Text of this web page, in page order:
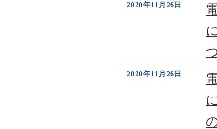
2020年11月26日
2020年11月26日